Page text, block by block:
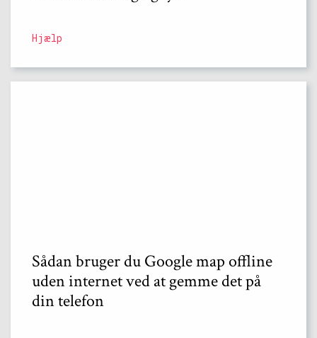
Hjælp
Sådan bruger du Google map offline
uden internet ved at gemme det på
din telefon